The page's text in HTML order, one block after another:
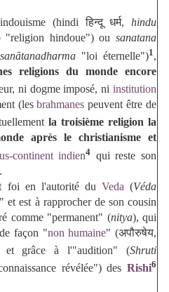
(hindiहिन्दू धर्म,hindu
"religion hindoue") ousanatana
sanātanadharma "loi éternelle")1 ,
religions du monde encore
ni dogme imposé, ni institution
(lesbrahmanes peuvent être de
la troisième religion la
après le christianisme et
continent indien4 qui reste son
foi en l'autorité du Veda (Véda
et est à rapprocher de son cousin
comme "permanent" (nitya), qui
façon "non humaine" (अपौरुषेय,
et grâce à l'"audition" (Shruti
révélée") des Rishi6